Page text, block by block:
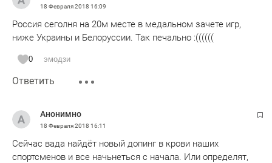
18 Февраля 2018 16:09
Россия сеголня на 20м месте в медальном зачете игр,
ниже Украины и Белоруссии. Так печально :((((((
0 эмодзи
Ответить
Анонимно
18 Февраля 2018 16:11
Сейчас вада найдёт новый допинг в крови наших
спортсменов и все начьнеться с начала. Или определят,